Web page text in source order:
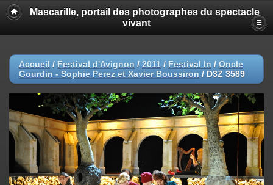
Mascarille, portail des photographes du spectacle
vivant
Accueil / Festival d'Avignon / 2011 / Festival In / Oncle
Gourdin - Sophie Perez et Xavier Boussiron / D3Z 3589